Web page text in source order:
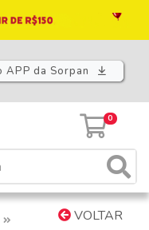
APP da Sorpan
0
VOLTAR